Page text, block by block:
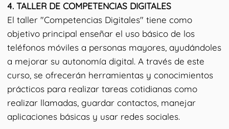
4.⁠ ⁠TALLER DE COMPETENCIAS DIGITALES
El taller "Competencias Digitales" tiene como
objetivo principal enseñar el uso básico de los
teléfonos móviles a personas mayores, ayudándoles
a mejorar su autonomía digital. A través de este
curso, se ofrecerán herramientas y conocimientos
prácticos para realizar tareas cotidianas como
realizar llamadas, guardar contactos, manejar
aplicaciones básicas y usar redes sociales.